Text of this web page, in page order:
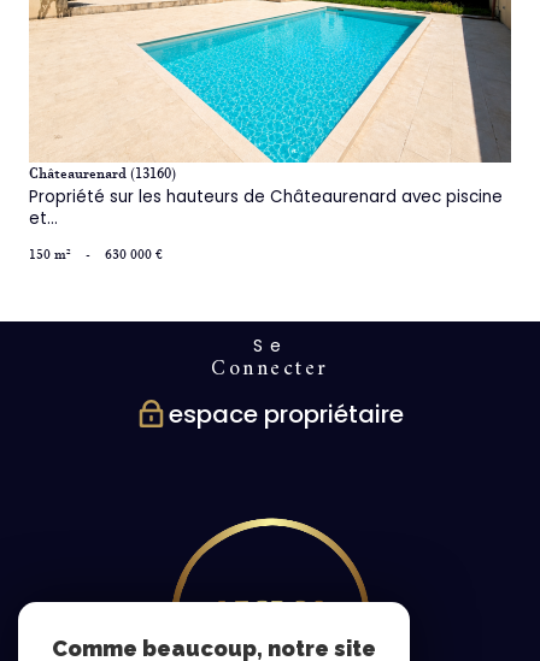
Châteaurenard (13160)
Propriété sur les hauteurs de Châteaurenard avec piscine
et...
150 m² - 630 000 €
Se
connecter
espace propriétaire
Comme beaucoup, notre site